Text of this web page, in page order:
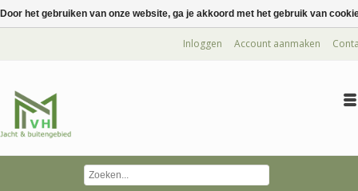
Inloggen Account aanmaken
Door het gebruiken van onze website, ga je akkoord met het gebruik van